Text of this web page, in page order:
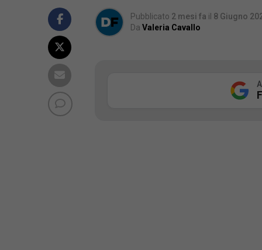
Pubblicato 2 mesi fa il 8 Giugno
Da Valeria Cavallo